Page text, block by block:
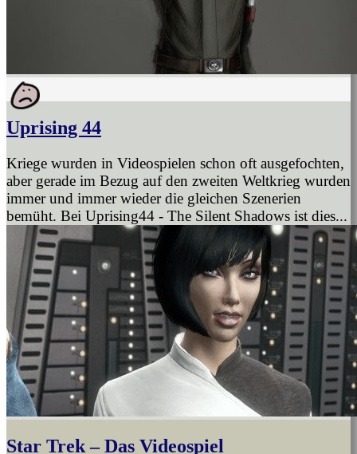
Uprising 44
Kriege wurden in Videospielen schon oft ausgefochten,
aber gerade im Bezug auf den zweiten Weltkrieg wurden
immer und immer wieder die gleichen Szenerien
bemüht. Bei Uprising44 - The Silent Shadows ist dies...
Star Trek – Das Videospiel